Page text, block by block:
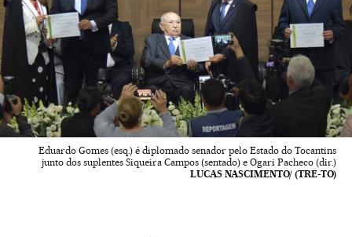
Eduardo Gomes (esq.) é diplomado senador pelo Estado do Tocantins
junto dos suplentes Siqueira Campos (sentado) e Ogari Pacheco (dir.)
LUCAS NASCIMENTO/ (TRE-TO)